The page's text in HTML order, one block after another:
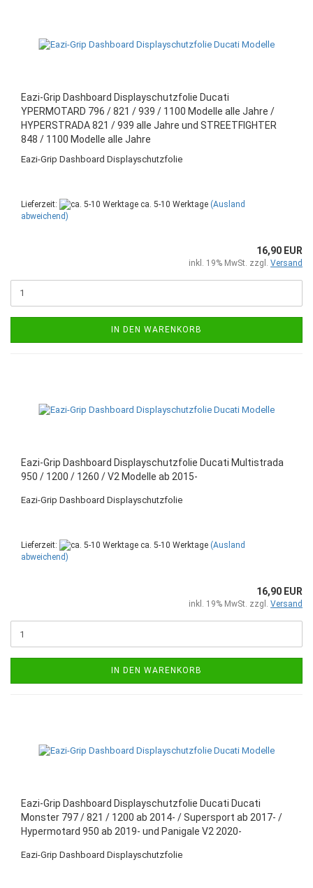
Eazi-Grip Dashboard Displayschutzfolie Ducati
YPERMOTARD 796 / 821 / 939 / 1100 Modelle alle Jahre /
HYPERSTRADA 821 / 939 alle Jahre und STREETFIGHTER
848 / 1100 Modelle alle Jahre
Eazi-Grip Dashboard Displayschutzfolie
Lieferzeit: ca. 5-10 Werktage (Ausland
abweichend)
16,90 EUR
inkl. 19% MwSt. zzgl. Versand
IN DEN WARENKORB
Eazi-Grip Dashboard Displayschutzfolie Ducati Multistrada
950 / 1200 / 1260 / V2 Modelle ab 2015-
Eazi-Grip Dashboard Displayschutzfolie
Lieferzeit: ca. 5-10 Werktage (Ausland
abweichend)
16,90 EUR
inkl. 19% MwSt. zzgl. Versand
IN DEN WARENKORB
Eazi-Grip Dashboard Displayschutzfolie Ducati Ducati
Monster 797 / 821 / 1200 ab 2014- / Supersport ab 2017- /
Hypermotard 950 ab 2019- und Panigale V2 2020-
Eazi-Grip Dashboard Displayschutzfolie